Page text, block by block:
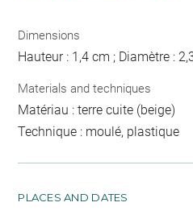
Dimensions
Hauteur : 1,4 cm ; Diamètre :
Materials and techniques
Matériau : terre cuite (beige)
Technique : moulé, plastique
PLACES AND DATES